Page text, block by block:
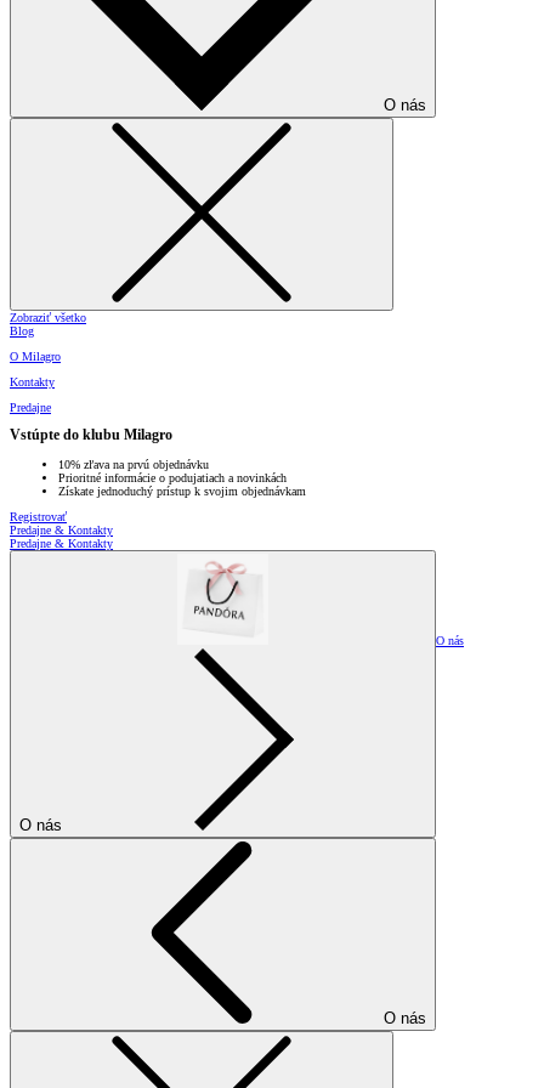
O nás
Zobraziť všetko
Blog
O Milagro
Kontakty
Predajne
Vstúpte do klubu Milagro
10% zľava na prvú objednávku
Prioritné informácie o podujatiach a novinkách
Získate jednoduchý prístup k svojim objednávkam
Registrovať
Predajne & Kontakty
Predajne & Kontakty
O nás
O nás
O nás